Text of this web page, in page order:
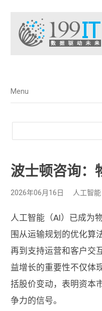
菜单
Menu
波士顿咨询：
2026年06月16日 人工智能
人工智能（AI）已成为
围从运输规划的优化算
再到支持运营和客户交
益增长的重要性不仅体
括股价变动，表明资本
争力的信号。